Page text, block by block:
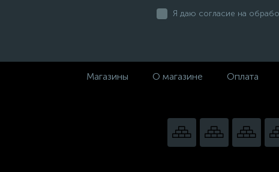
Я даю согласие на
Магазины О магазине Оплата